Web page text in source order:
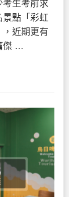
考生考前求
點「彩虹
近期更有
傑 …